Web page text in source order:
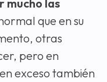
mucho las
que en su
otras
pero en
exceso también